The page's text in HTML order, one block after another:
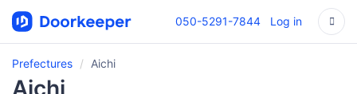
050-5291-7844 Log in
Prefectures Aichi
Aichi